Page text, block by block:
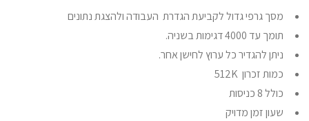
מסך גרפי גדול לקביעת הגדרת העבודה ולהצגת נתונים
תומך עד 4000 דגימות בשניה.
ניתן להגדיר כל ערוץ לחישן אחר.
כמות זכרון 512K
כולל 8 כניסות
שעון זמן מדויק